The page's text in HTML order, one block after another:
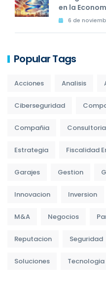
en la
6 de
Popular Tags
Acciones Analisis
Ciberseguridad
Compañia Consultoria
Estrategia Fiscalidad
Garajes Gestion
Innovacion Inversion
M&A Negocios
Reputacion Seguridad
Soluciones Tecnologia